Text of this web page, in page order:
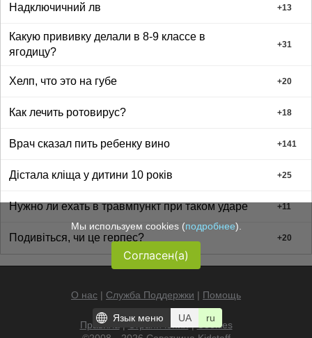
Надключичний лв +13
Какую прививку делали в 8-9 классе в
ягодицу?
+31
Хелп, что это на губе +20
Как лечить ротовирус? +18
Врач сказал пить ребенку вино +141
Дістала кліща у дитини 10 років +25
Нужно ли ехать в травмпункт при таком ударе +11
Подивіться, чи це герпес? +20
О нас | Служба Поддержки | Помощь
Правила|Ограничения |
Cookies
Мы используем cookies (подробнее).
Согласен(а)
Язык меню UA ru